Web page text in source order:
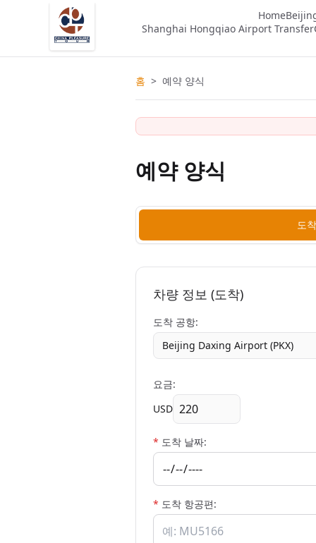
Home
Shanghai Hongqiao Airport Transfer
홈 > 예약 양식
예약 양식
도착
차량 정보 (도착)
도착 공항:
Beijing Daxing Airport (PKX)
요금:
USD
* 도착 날짜:
* 도착 항공편: